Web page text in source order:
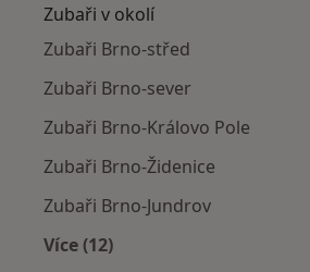
Zubaři v okolí
Zubaři Brno-střed
Zubaři Brno-sever
Zubaři Brno-Královo Pole
Zubaři Brno-Židenice
Zubaři Brno-Jundrov
Více (12)